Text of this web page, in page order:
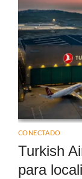
CONECTADO
Turkish
para